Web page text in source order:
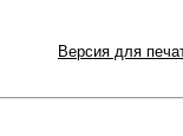
Версия для